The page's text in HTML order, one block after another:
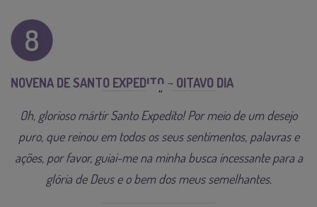
NOVENA DE SANTO EXPEDITO – OITAVO DIA
Oh, glorioso mártir Santo Expedito! Por meio de um desejo
puro, que reinou em todos os seus sentimentos, palavras e
ações, por favor, guiai-me na minha busca incessante para a
glória de Deus e o bem dos meus semelhantes.